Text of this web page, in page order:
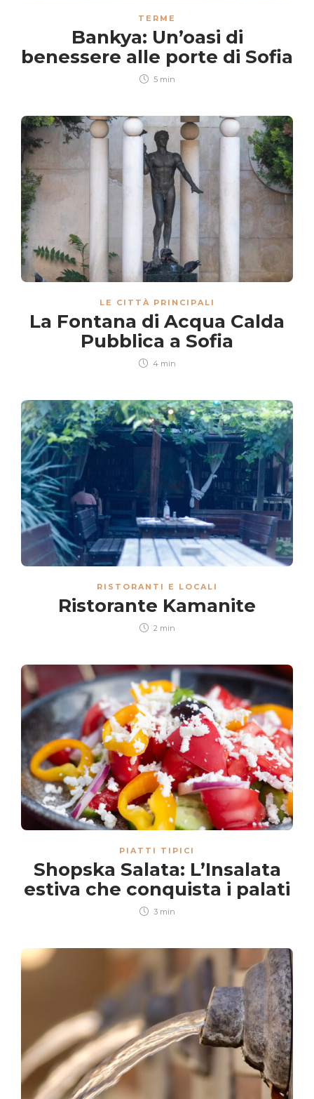
TERME
Bankya: Un’oasi di
benessere alle porte di Sofia
5 min
LE CITTÀ PRINCIPALI
La Fontana di Acqua Calda
Pubblica a Sofia
4 min
RISTORANTI E LOCALI
Ristorante Kamanite
2 min
PIATTI TIPICI
Shopska Salata: L’Insalata
estiva che conquista i palati
3 min